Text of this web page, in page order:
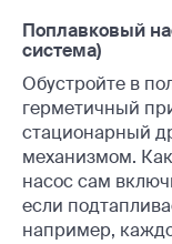
Поплавковый
система)
Обустройте в
герметичный
стационарный
механизмом.
насос сам
если
например,